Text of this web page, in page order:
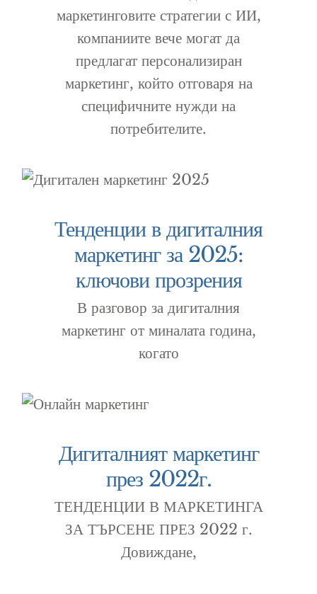
маркетинговите стратегии с ИИ,
компаниите вече могат да
предлагат персонализиран
маркетинг, който отговаря на
специфичните нужди на
потребителите.
Тенденции в дигиталния
маркетинг за 2025:
ключови прозрения
В разговор за дигиталния
маркетинг от миналата година,
когато
Дигиталният маркетинг
през 2022г.
ТЕНДЕНЦИИ В МАРКЕТИНГА
ЗА ТЪРСЕНЕ ПРЕЗ 2022 г.
Довиждане,